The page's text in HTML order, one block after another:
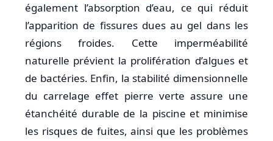
également l’absorption d’eau, ce qui réduit
l’apparition de fissures dues au gel dans les
régions froides. Cette imperméabilité
naturelle prévient la prolifération d’algues et
de bactéries. Enfin, la stabilité dimensionnelle
du carrelage effet pierre verte assure une
étanchéité durable de la piscine et minimise
les risques de fuites, ainsi que les problèmes